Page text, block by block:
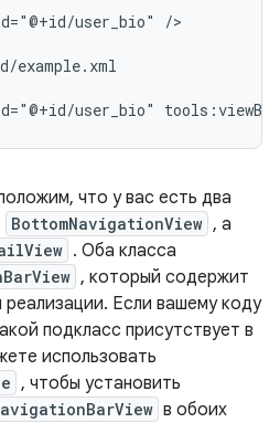
user_bio" />
example.xml
user_bio"
что у вас есть два
BottomNavigationView , а
. Оба класса
, который содержит
Если вашему коду
подкласс присутствует в
использовать
, чтобы установить
в обоих